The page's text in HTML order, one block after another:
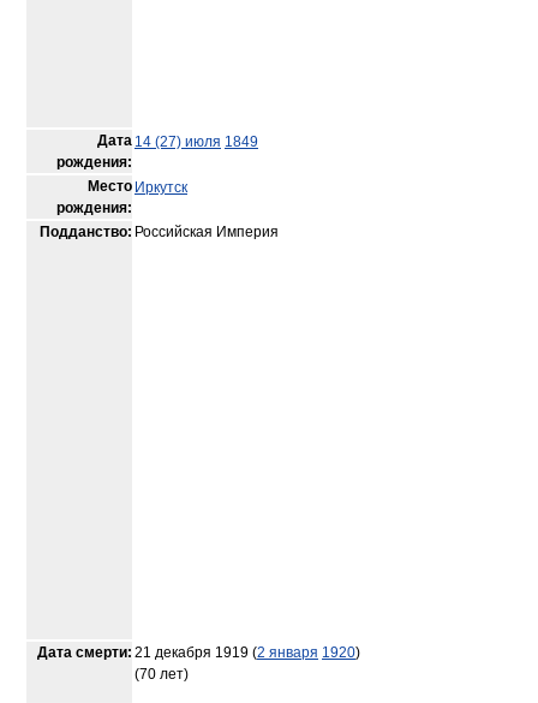
Дата
рождения:
14 (27) июля 1849
Место
рождения:
Иркутск
Подданство: Российская Империя
Дата смерти: 21 декабря 1919 (2 января 1920)
(70 лет)